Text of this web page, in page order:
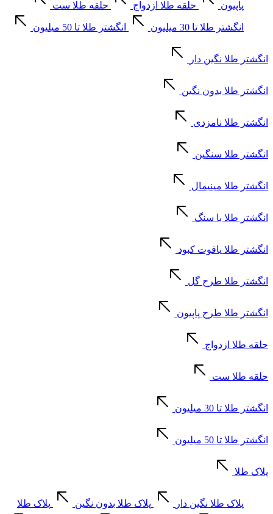
پاپیون حلقه طلا ازدواج حلقه طلا ست
انگشتر طلا تا 30 میلیون انگشتر طلا تا 50 میلیون
انگشتر طلا نگین دار
انگشتر طلا بدون نگین
انگشتر طلا نامزدی
انگشتر طلا سنگین
انگشتر طلا مینیمال
انگشتر طلا با سنگ
انگشتر طلا یاقوت کبود
انگشتر طلا طرح گل
انگشتر طلا طرح پاپیون
حلقه طلا ازدواج
حلقه طلا ست
انگشتر طلا تا 30 میلیون
انگشتر طلا تا 50 میلیون
پلاک طلا
پلاک طلا نگین دار پلاک طلا بدون نگین پلاک طلا